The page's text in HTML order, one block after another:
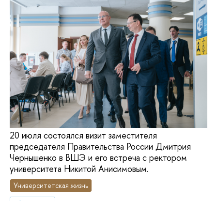
20 июля состоялся визит заместителя
председателя Правительства России Дмитрия
Чернышенко в ВШЭ и его встреча с ректором
университета Никитой Анисимовым.
Университетская жизнь